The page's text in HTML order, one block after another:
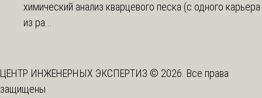
химический анализ кварцевого песка (с одного карьера
из ра...
ЦЕНТР ИНЖЕНЕРНЫХ ЭКСПЕРТИЗ © 2026. Все права
защищены